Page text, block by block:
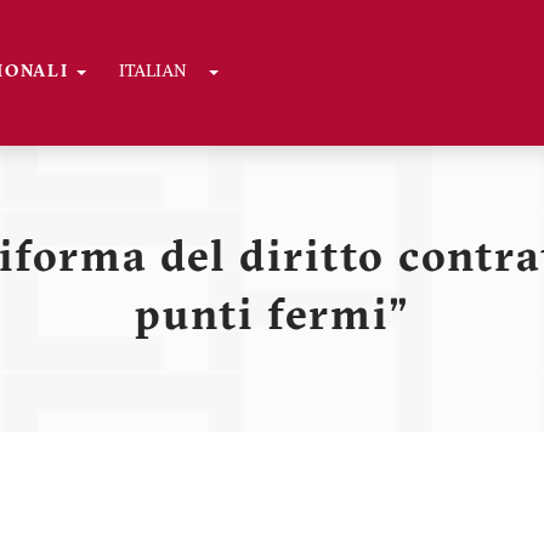
ITALIAN Toggle Dropdown
del diritto
punti fermi"